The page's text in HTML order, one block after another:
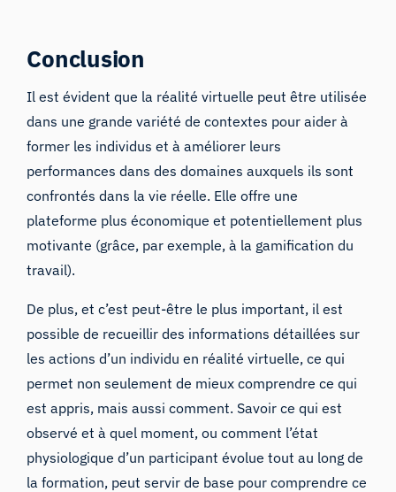
Conclusion
Il est évident que la réalité virtuelle peut être utilisée
dans une grande variété de contextes pour aider à
former les individus et à améliorer leurs
performances dans des domaines auxquels ils sont
confrontés dans la vie réelle. Elle offre une
plateforme plus économique et potentiellement plus
motivante (grâce, par exemple, à la gamification du
travail).
De plus, et c’est peut-être le plus important, il est
possible de recueillir des informationsdétaillées sur
les actions d’un individu en réalité virtuelle, ce qui
permet non seulement de mieux comprendre ce qui
est appris, mais aussi comment. Savoir ce qui est
observé et à quel moment, ou comment l’état
physiologique d’un participant évolue tout au long de
la formation, peut servir de base pour comprendre ce